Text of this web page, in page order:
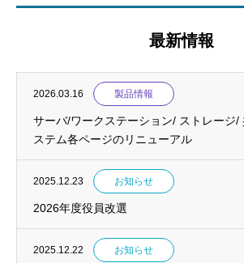
最新情報
2026.03.16 製品情報
サーバ/ワークステーション/ ストレージ/
ステム各ページのリニューアル
2025.12.23 お知らせ
2026年度役員改選
2025.12.22 お知らせ